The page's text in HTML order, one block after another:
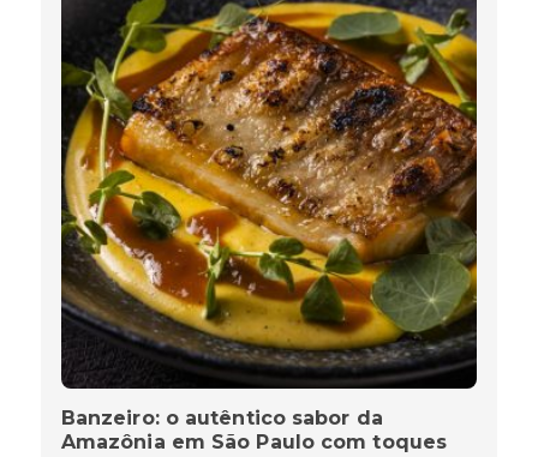
Banzeiro: o autêntico sabor da
Amazônia em São Paulo com toques